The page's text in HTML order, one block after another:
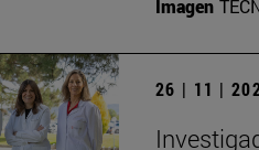
Imagen
26 | 11 |